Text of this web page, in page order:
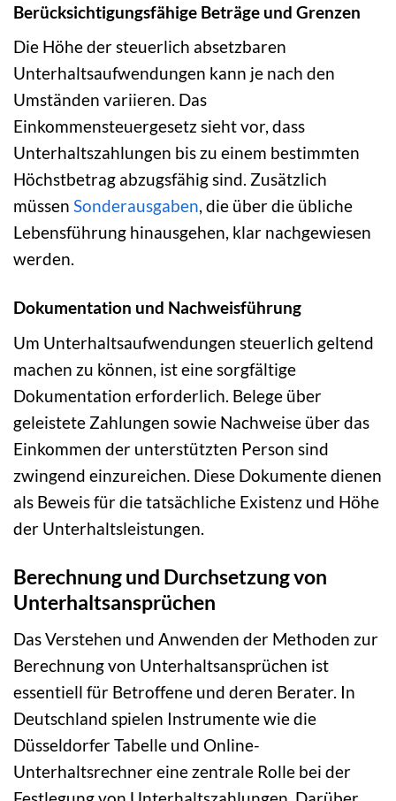
Berücksichtigungsfähige Beträge und Grenzen
Die Höhe der steuerlich absetzbaren
Unterhaltsaufwendungen kann je nach den
Umständen variieren. Das
Einkommensteuergesetz sieht vor, dass
Unterhaltszahlungen bis zu einem bestimmten
Höchstbetrag abzugsfähig sind. Zusätzlich
müssen Sonderausgaben, die über die übliche
Lebensführung hinausgehen, klar nachgewiesen
werden.
Dokumentation und Nachweisführung
Um Unterhaltsaufwendungen steuerlich geltend
machen zu können, ist eine sorgfältige
Dokumentation erforderlich. Belege über
geleistete Zahlungen sowie Nachweise über das
Einkommen der unterstützten Person sind
zwingend einzureichen. Diese Dokumente dienen
als Beweis für die tatsächliche Existenz und Höhe
der Unterhaltsleistungen.
Berechnung und Durchsetzung von
Unterhaltsansprüchen
Das Verstehen und Anwenden der Methoden zur
Berechnung von Unterhaltsansprüchen ist
essentiell für Betroffene und deren Berater. In
Deutschland spielen Instrumente wie die
Düsseldorfer Tabelle und Online-
Unterhaltsrechner eine zentrale Rolle bei der